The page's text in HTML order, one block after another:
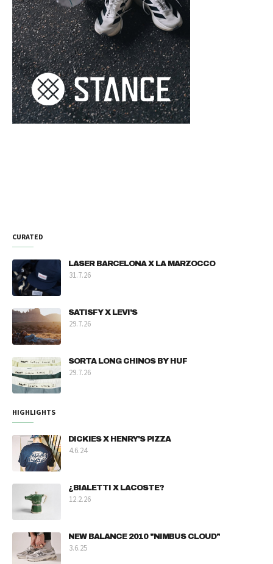
CURATED
LASER BARCELONA X LA MARZOCCO
31.7.26
SATISFY X LEVI'S
29.7.26
SORTA LONG CHINOS BY HUF
29.7.26
HIGHLIGHTS
DICKIES X HENRY'S PIZZA
4.6.24
¿BIALETTI X LACOSTE?
12.2.26
NEW BALANCE 2010 "NIMBUS CLOUD"
3.6.25